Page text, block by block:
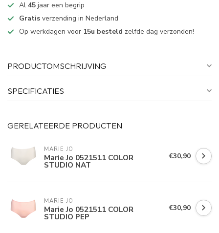
Al 45 jaar een begrip
Gratis verzending in Nederland
Op werkdagen voor 15u besteld zelfde dag verzonden!
PRODUCTOMSCHRIJVING
SPECIFICATIES
GERELATEERDE PRODUCTEN
MARIE JO
Marie Jo 0521511 COLOR
STUDIO NAT
€30,90
MARIE JO
Marie Jo 0521511 COLOR
STUDIO PEP
€30,90